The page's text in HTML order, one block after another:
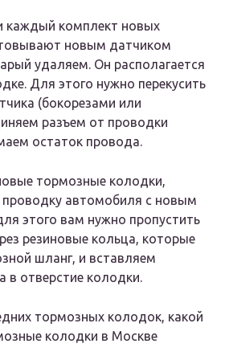
каждый комплект новых
новым датчиком
удаляем. Он располагается
Для этого нужно перекусить
(бокорезами или
разъем от проводки
остаток провода.
тормозные колодки,
проводку автомобиля с новым
этого вам нужно пропустить
резиновые кольца, которые
шланг, и вставляем
в отверстие колодки.
тормозных колодок, какой
колодки в Москве